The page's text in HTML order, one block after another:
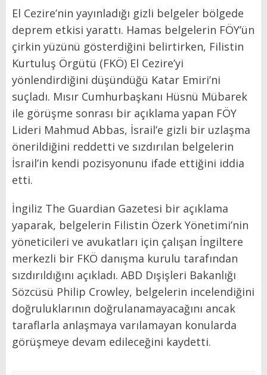
El Cezire’nin yayınladığı gizli belgeler bölgede
deprem etkisi yarattı. Hamas belgelerin FÖY’ün
çirkin yüzünü gösterdiğini belirtirken, Filistin
Kurtuluş Örgütü (FKÖ) El Cezire’yi
yönlendirdiğini düşündüğü Katar Emiri’ni
suçladı. Mısır Cumhurbaşkanı Hüsnü Mübarek
ile görüşme sonrası bir açıklama yapan FÖY
Lideri Mahmud Abbas, İsrail’e gizli bir uzlaşma
önerildiğini reddetti ve sızdırılan belgelerin
İsrail’in kendi pozisyonunu ifade ettiğini iddia
etti.
İngiliz The Guardian Gazetesi bir açıklama
yaparak, belgelerin Filistin Özerk Yönetimi’nin
yöneticileri ve avukatları için çalışan İngiltere
merkezli bir FKÖ danışma kurulu tarafından
sızdırıldığını açıkladı. ABD Dışişleri Bakanlığı
Sözcüsü Philip Crowley, belgelerin incelendiğini
doğruluklarının doğrulanamayacağını ancak
taraflarla anlaşmaya varılamayan konularda
görüşmeye devam edileceğini kaydetti.